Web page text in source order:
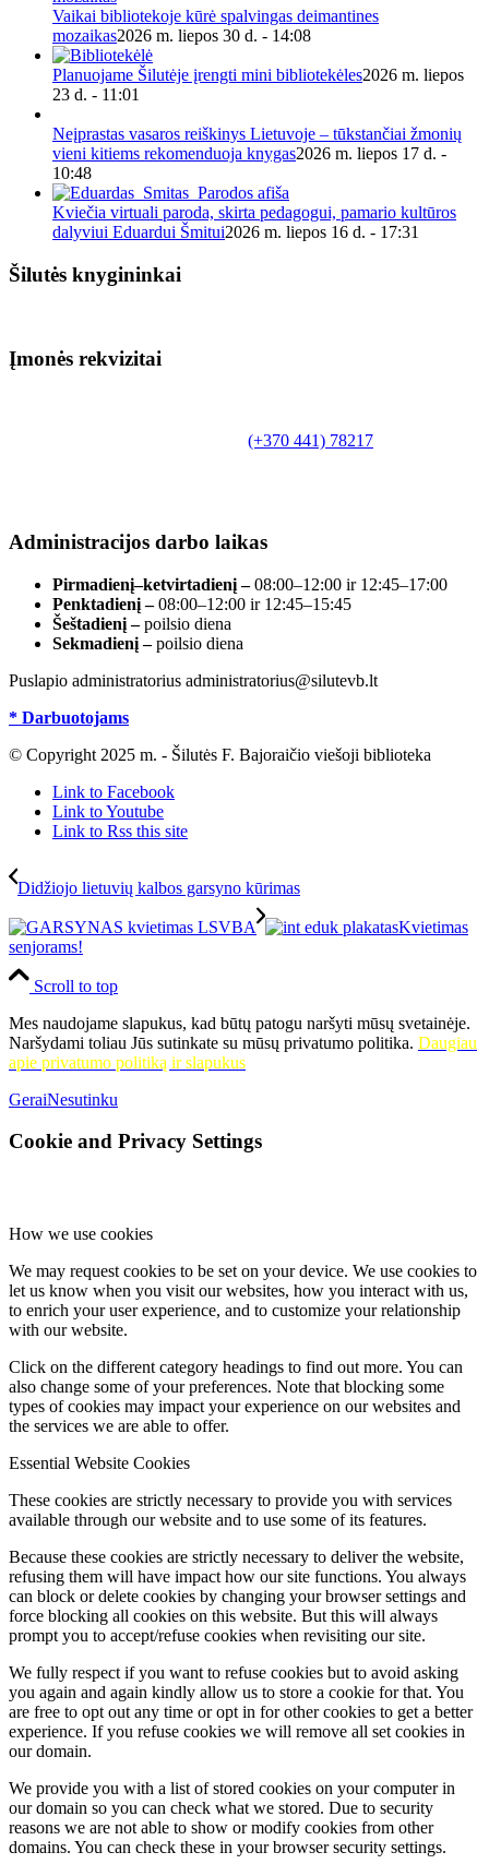
Vaikai bibliotekoje kūrė spalvingas deimantines
mozaikas2026 m. liepos 30 d. - 14:08
Planuojame Šilutėje įrengti mini bibliotekėles2026 m. liepos
23 d. - 11:01
Neįprastas vasaros reiškinys Lietuvoje – tūkstančiai žmonių
vieni kitiems rekomenduoja knygas2026 m. liepos 17 d. -
10:48
Kviečia virtuali paroda, skirta pedagogui, pamario kultūros
dalyviui Eduardui Šmitui2026 m. liepos 16 d. - 17:31
Šilutės knygininkai
Įmonės rekvizitai
(+370 441) 78217
Administracijos darbo laikas
Pirmadienį–ketvirtadienį –08:00–12:00 ir 12:45–17:00
Penktadienį –08:00–12:00 ir 12:45–15:45
Šeštadienį –poilsio diena
Sekmadienį –poilsio diena
Puslapio administratorius administratorius@silutevb.lt
* Darbuotojams
© Copyright 2025 m. - Šilutės F. Bajoraičio viešoji biblioteka
Link to Facebook
Link to Youtube
Link to Rss this site
Didžiojo lietuvių kalbos garsyno kūrimas
Kvietimas
senjorams!
Scroll to top
Mes naudojame slapukus, kad būtų patogu naršyti mūsų svetainėje.
Naršydami toliau Jūs sutinkate su mūsų privatumo politika. Daugiau
apie privatumo politiką ir slapukus
GeraiNesutinku
Cookie and Privacy Settings
How we use cookies
We may request cookies to be set on your device. We use cookies to
let us know when you visit our websites, how you interact with us,
to enrich your user experience, and to customize your relationship
with our website.
Click on the different category headings to find out more. You can
also change some of your preferences. Note that blocking some
types of cookies may impact your experience on our websites and
the services we are able to offer.
Essential Website Cookies
These cookies are strictly necessary to provide you with services
available through our website and to use some of its features.
Because these cookies are strictly necessary to deliver the website,
refusing them will have impact how our site functions. You always
can block or delete cookies by changing your browser settings and
force blocking all cookies on this website. But this will always
prompt you to accept/refuse cookies when revisiting our site.
We fully respect if you want to refuse cookies but to avoid asking
you again and again kindly allow us to store a cookie for that. You
are free to opt out any time or opt in for other cookies to get a better
experience. If you refuse cookies we will remove all set cookies in
our domain.
We provide you with a list of stored cookies on your computer in
our domain so you can check what we stored. Due to security
reasons we are not able to show or modify cookies from other
domains. You can check these in your browser security settings.